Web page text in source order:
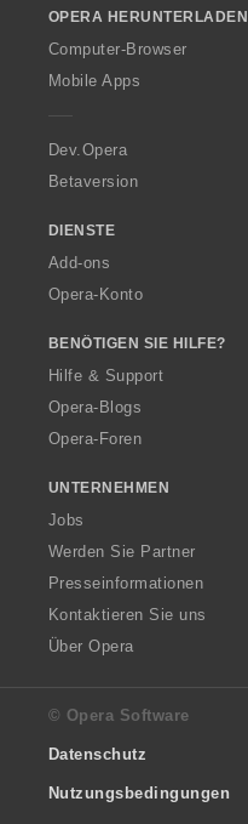
w
O
p
a
OPERA HERUNTERLADEN
Computer-Browser
Mobile Apps
Dev.Opera
Betaversion
DIENSTE
Add-ons
Opera-Konto
BENÖTIGEN SIE HILFE?
Hilfe & Support
Opera-Blogs
Opera-Foren
UNTERNEHMEN
Jobs
Werden Sie Partner
Presseinformationen
Kontaktieren Sie uns
Über Opera
© Opera Software
Datenschutz
Nutzungsbedingungen